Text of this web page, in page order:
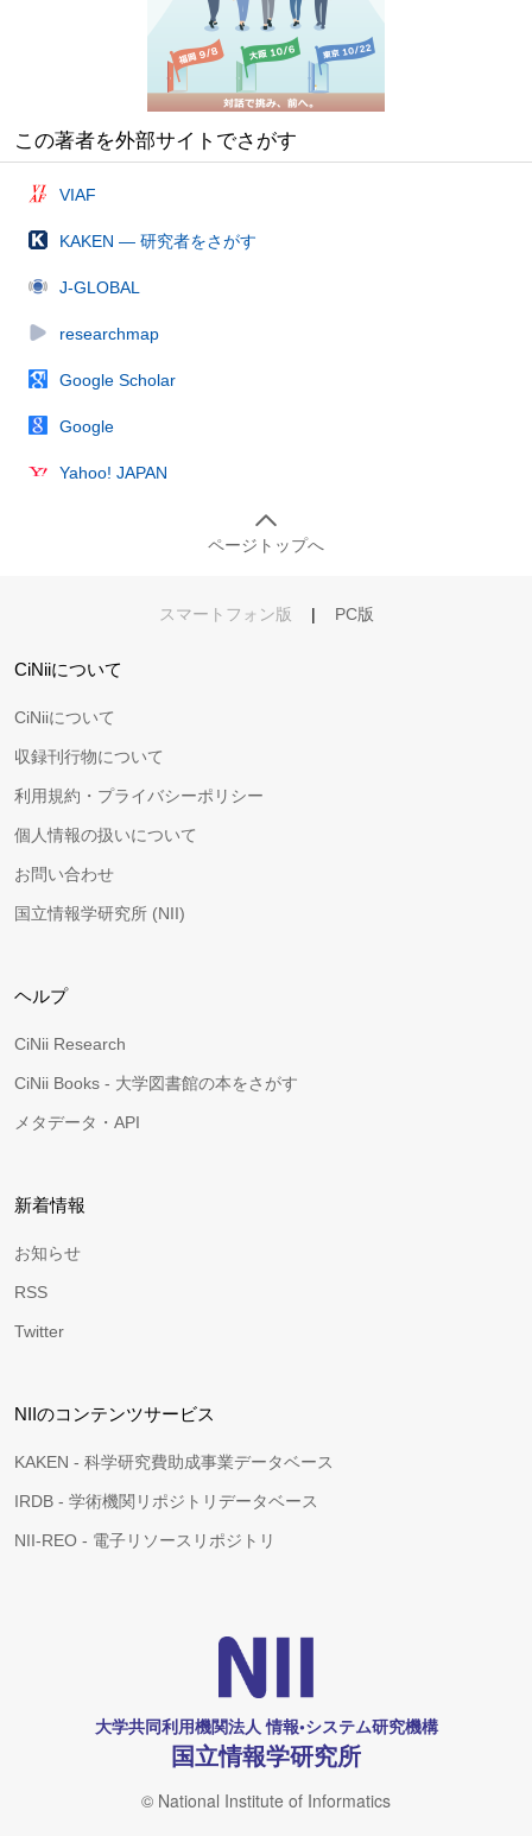
この著者を外部サイトでさがす
VIAF
KAKEN — 研究者をさがす
J-GLOBAL
researchmap
Google Scholar
Google
Yahoo! JAPAN
ページトップへ
スマートフォン版 | PC版
CiNiiについて
CiNiiについて
収録刊行物について
利用規約・プライバシーポリシー
個人情報の扱いについて
お問い合わせ
国立情報学研究所 (NII)
ヘルプ
CiNii Research
CiNii Books - 大学図書館の本をさがす
メタデータ・API
新着情報
お知らせ
RSS
Twitter
NIIのコンテンツサービス
KAKEN - 科学研究費助成事業データベース
IRDB - 学術機関リポジトリデータベース
NII-REO - 電子リソースリポジトリ
大学共同利用機関法人 情報•システム研究機構
国立情報学研究所
© National Institute of Informatics